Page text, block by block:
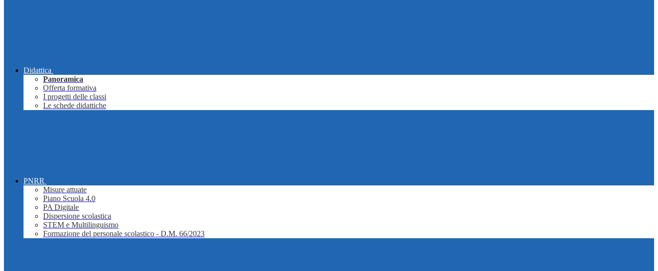
Didattica
Panoramica
Offerta formativa
I progetti delle classi
Le schede didattiche
PNRR
Misure attuate
Piano Scuola 4.0
PA Digitale
Dispersione scolastica
STEM e Multilinguismo
Formazione del personale scolastico - D.M. 66/2023